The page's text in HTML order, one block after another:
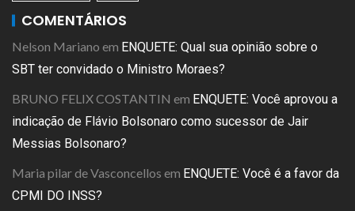
COMENTÁRIOS
Nelson Mariano em ENQUETE: Qual sua opinião sobre o
SBT ter convidado o Ministro Moraes?
BRUNO FELIX COSTANTIN em ENQUETE: Você aprovou a
indicação de Flávio Bolsonaro como sucessor de Jair
Messias Bolsonaro?
Maria pilar de Vasconcellos em ENQUETE: Você é a favor da
CPMI DO INSS?